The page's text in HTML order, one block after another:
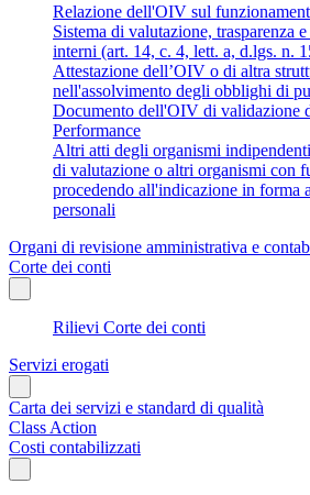
Relazione dell'OIV sul
Sistema di valutazione, trasparenza
interni (art. 14, c. 4, lett. a, d.lgs. n.
Attestazione dell’OIV o di altra
nell'assolvimento degli obblighi di
Documento dell'OIV di validazione
Performance
Altri atti degli organismi
di valutazione o altri organismi con
procedendo all'indicazione in forma
personali
Organi di revisione amministrativa e
Corte dei conti
Rilievi Corte dei conti
Servizi erogati
Carta dei servizi e standard di qualità
Class Action
Costi contabilizzati